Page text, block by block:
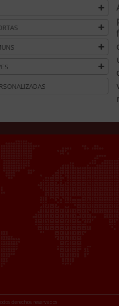
derechos reservados